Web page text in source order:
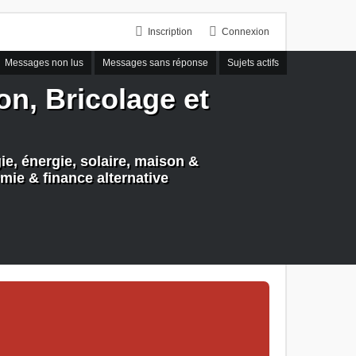
Connexion
Inscription
Messages non lus Messages sans réponse Sujets actifs
Bricolage et
énergie, solaire, maison &
& finance alternative